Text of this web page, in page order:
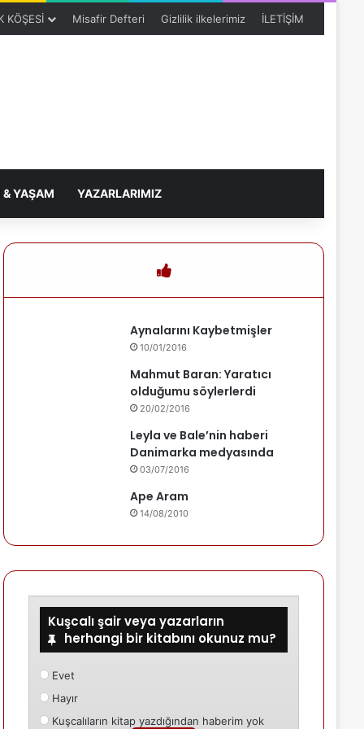
KÖŞESİ Misafir Defteri Gizlilik ilkelerimiz İLETİŞİM
YAŞAM YAZARLARIMIZ
Aynalarını Kaybetmişler
10/01/2016
Mahmut Baran: Yaratıcı
olduğumu söylerlerdi
20/02/2016
Leyla ve Bale’nin haberi
Danimarka medyasında
03/07/2016
Ape Aram
14/08/2010
Kuşcalı şair veya yazarların
herhangi bir kitabını okunuz mu?
Evet
Hayır
Kuşcalıların kitap yazdığından haberim yok